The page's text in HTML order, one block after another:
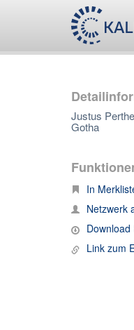
Justus
Gotha
In
Netzwerk
Download
Link zum